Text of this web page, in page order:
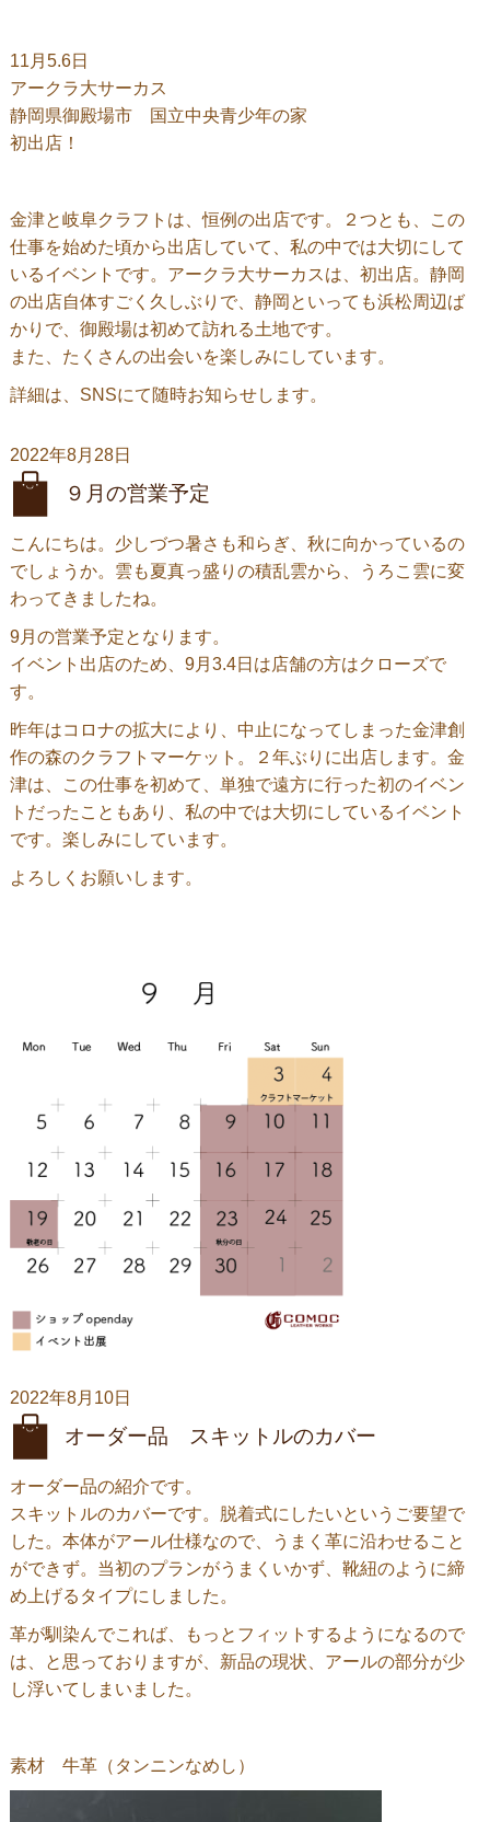
11月5.6日
アークラ大サーカス
静岡県御殿場市 国立中央青少年の家
初出店！
金津と岐阜クラフトは、恒例の出店です。２つとも、この
仕事を始めた頃から出店していて、私の中では大切にして
いるイベントです。アークラ大サーカスは、初出店。静岡
の出店自体すごく久しぶりで、静岡といっても浜松周辺ば
かりで、御殿場は初めて訪れる土地です。
また、たくさんの出会いを楽しみにしています。
詳細は、SNSにて随時お知らせします。
2022年8月28日
９月の営業予定
こんにちは。少しづつ暑さも和らぎ、秋に向かっているの
でしょうか。雲も夏真っ盛りの積乱雲から、うろこ雲に変
わってきましたね。
9月の営業予定となります。
イベント出店のため、9月3.4日は店舗の方はクローズで
す。
昨年はコロナの拡大により、中止になってしまった金津創
作の森のクラフトマーケット。２年ぶりに出店します。金
津は、この仕事を初めて、単独で遠方に行った初のイベン
トだったこともあり、私の中では大切にしているイベント
です。楽しみにしています。
よろしくお願いします。
2022年8月10日
オーダー品 スキットルのカバー
オーダー品の紹介です。
スキットルのカバーです。脱着式にしたいというご要望で
した。本体がアール仕様なので、うまく革に沿わせること
ができず。当初のプランがうまくいかず、靴紐のように締
め上げるタイプにしました。
革が馴染んでこれば、もっとフィットするようになるので
は、と思っておりますが、新品の現状、アールの部分が少
し浮いてしまいました。
素材 牛革（タンニンなめし）